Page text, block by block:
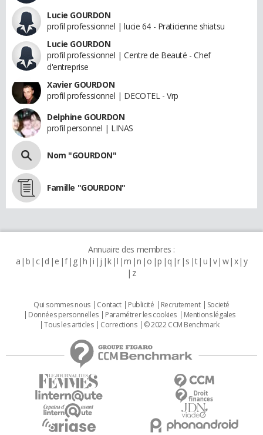
Lucie GOURDON
profil professionnel | lucie 64 - Praticienne shiatsu
Lucie GOURDON
profil professionnel | Centre de Beauté - Chef
d'entreprise
Xavier GOURDON
profil professionnel | DECOTEL - Vrp
Delphine GOURDON
profil personnel | LINAS
Nom "GOURDON"
Famille "GOURDON"
Annuaire des membres :
a b c d e f g h i j k l m n o p q r s t u v w x y
z
Qui sommes nous Contact Publicité Recrutement
Societé
Données personnelles
Paramétrer les cookies
Mentions légales
Tous les articles
Corrections © 2022 CCM Benchmark